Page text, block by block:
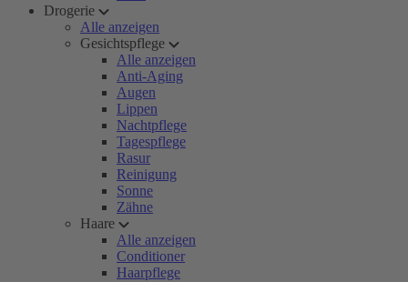
Drogerie
Alle anzeigen
Gesichtspflege
Alle anzeigen
Anti-Aging
Augen
Lippen
Nachtpflege
Tagespflege
Rasur
Reinigung
Sonne
Zähne
Haare
Alle anzeigen
Conditioner
Haarpflege